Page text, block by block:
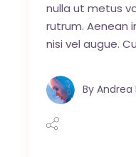
nulla ut metus
rutrum. Aenean
nisi vel augue.
By Andrea